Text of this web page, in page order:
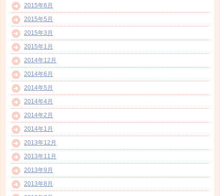
2015年6月
2015年5月
2015年3月
2015年1月
2014年12月
2014年6月
2014年5月
2014年4月
2014年2月
2014年1月
2013年12月
2013年11月
2013年9月
2013年8月